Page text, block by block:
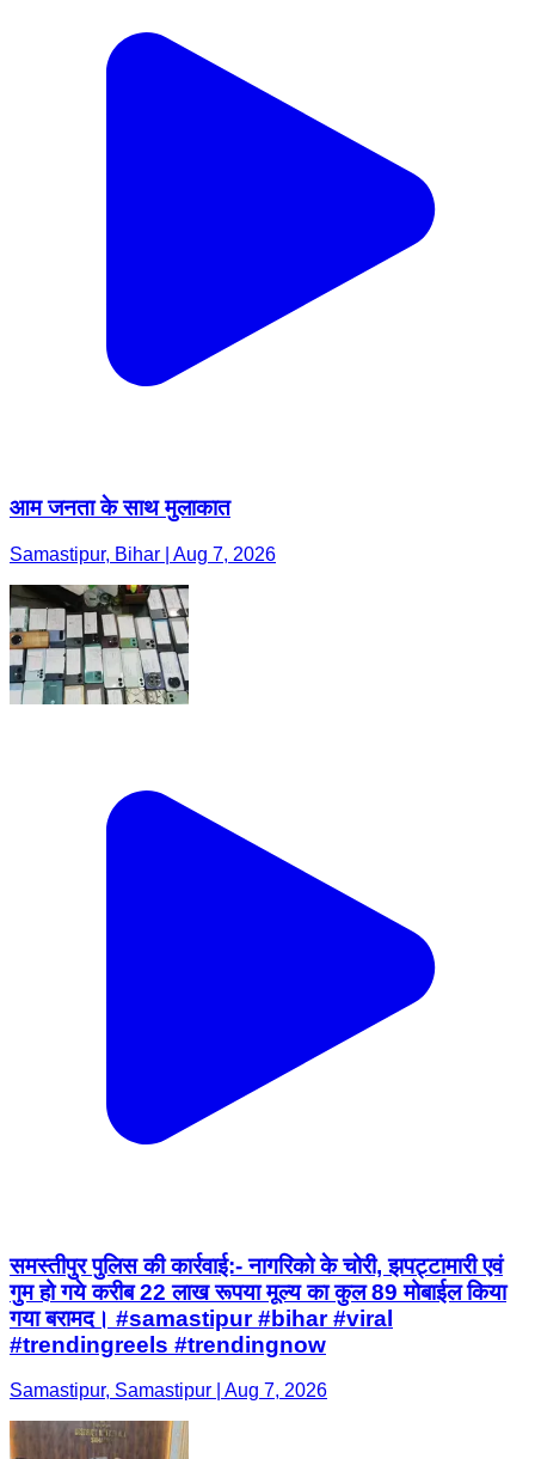
आम जनता के साथ मुलाकात
Samastipur, Bihar | Aug 7, 2026
समस्तीपुर पुलिस की कार्रवाई:- नागरिको के चोरी, झपट्टामारी एवं
गुम हो गये करीब 22 लाख रूपया मूल्य का कुल 89 मोबाईल किया
गया बरामद। #samastipur #bihar #viral
#trendingreels #trendingnow
Samastipur, Samastipur | Aug 7, 2026